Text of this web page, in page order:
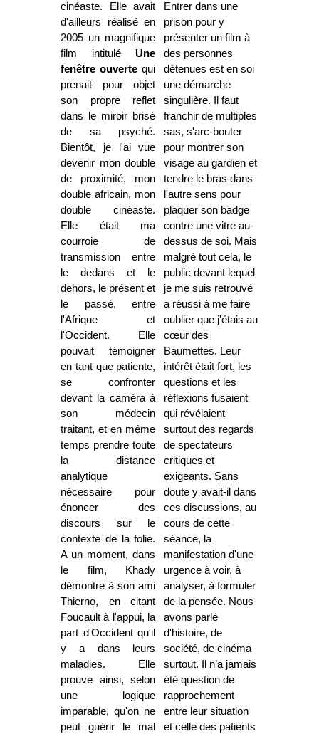
cinéaste. Elle avait
d'ailleurs réalisé en
2005 un magnifique
film intituléUne
fenêtre ouvertequi
prenait pour objet
son propre reflet
dans le miroir brisé
de sa psyché.
Bientôt, je l'ai vue
devenir mon double
de proximité, mon
double africain, mon
double cinéaste.
Elle était ma
courroie de
transmission entre
le dedans et le
dehors, le présent et
le passé, entre
l'Afrique et
l'Occident. Elle
pouvait témoigner
en tant que patiente,
se confronter
devant la caméra à
son médecin
traitant, et en même
temps prendre toute
la distance
analytique
nécessaire pour
énoncer des
discours sur le
contexte de la folie.
A un moment, dans
le film, Khady
démontre à son ami
Thierno, en citant
Foucault à l'appui, la
part d'Occident qu'il
y a dans leurs
maladies. Elle
prouve ainsi, selon
une logique
imparable, qu'on ne
peut guérir le mal
Entrer dans une
prison pour y
présenter un film à
des personnes
détenues est en soi
une démarche
singulière. Il faut
franchir de multiples
sas, s'arc-bouter
pour montrer son
visage au gardien et
tendre le bras dans
l'autre sens pour
plaquer son badge
contre une vitre au-
dessus de soi. Mais
malgré tout cela, le
public devant lequel
je me suis retrouvé
a réussi à me faire
oublier que j'étais au
cœur des
Baumettes. Leur
intérêt était fort, les
questions et les
réflexions fusaient
qui révélaient
surtout des regards
de spectateurs
critiques et
exigeants. Sans
doute y avait-il dans
ces discussions, au
cours de cette
séance, la
manifestation d'une
urgence à voir, à
analyser, à formuler
de la pensée. Nous
avons parlé
d'histoire, de
société, de cinéma
surtout. Il n’a jamais
été question de
rapprochement
entre leur situation
et celle des patients